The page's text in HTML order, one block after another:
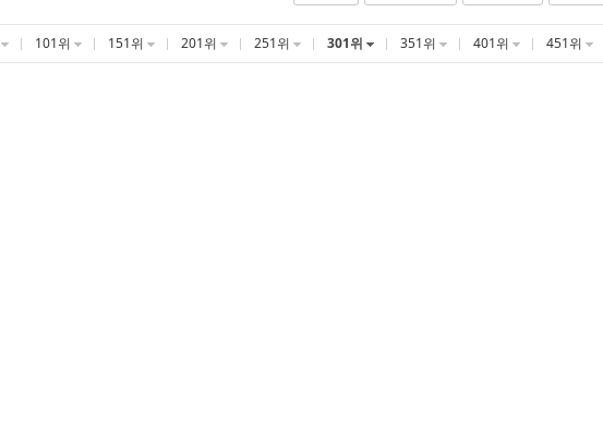
101위 151위 201위 251위 301위 351위 401위 451위